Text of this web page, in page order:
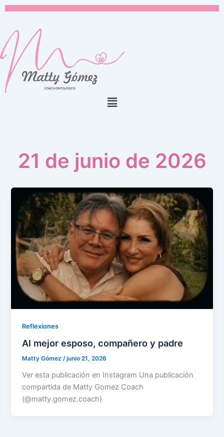
contenido
Menú
21 de junio de 2026
Reflexiones
Al mejor esposo, compañero y padre
Matty Gómez/junio 21, 2026
Ver esta publicación en Instagram Una publicación
compartida de Matty Gomez Coach
(@matty.gomez.coach)